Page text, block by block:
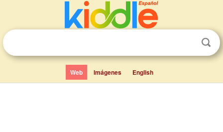
Web Imágenes English